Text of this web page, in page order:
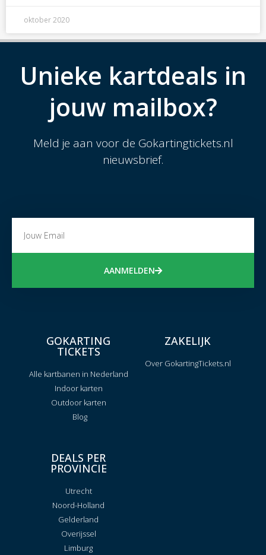
oktober 2020
Unieke kartdeals in
jouw mailbox?
Meld je aan voor de Gokartingtickets.nl
nieuwsbrief.
AANMELDEN
GOKARTING
TICKETS
Alle kartbanen in Nederland
Indoor karten
Outdoor karten
Blog
ZAKELIJK
Over GokartingTickets.nl
DEALS PER
PROVINCIE
Utrecht
Noord-Holland
Gelderland
Overijssel
Limburg